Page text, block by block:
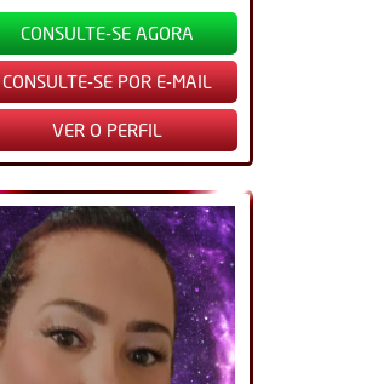
CONSULTE-SE AGORA
CONSULTE-SE POR E-MAIL
VER O PERFIL